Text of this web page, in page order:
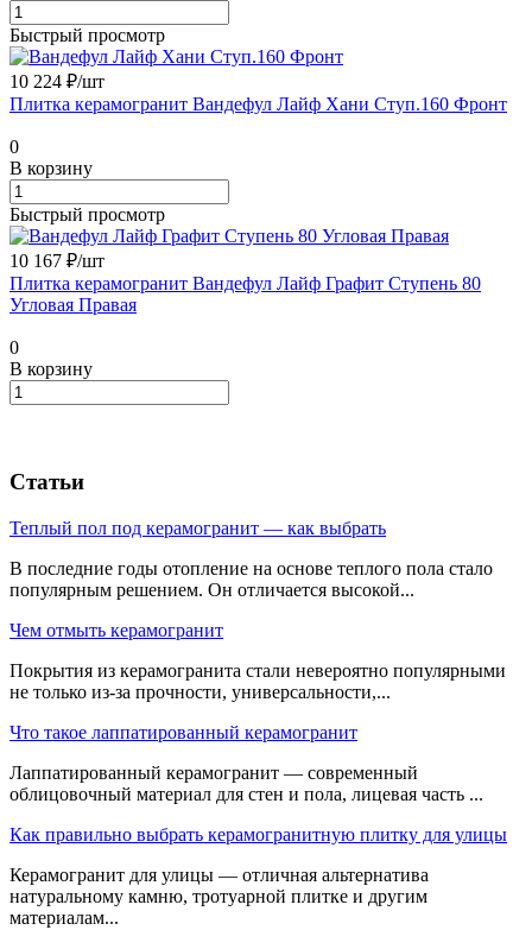
Быстрый просмотр
10 224 ₽/шт
Плитка керамогранит Вандефул Лайф Хани Ступ.160 Фронт
0
В корзину
Быстрый просмотр
10 167 ₽/шт
Плитка керамогранит Вандефул Лайф Графит Ступень 80
Угловая Правая
0
В корзину
Статьи
Теплый пол под керамогранит — как выбрать
В последние годы отопление на основе теплого пола стало
популярным решением. Он отличается высокой...
Чем отмыть керамогранит
Покрытия из керамогранита стали невероятно популярными
не только из-за прочности, универсальности,...
Что такое лаппатированный керамогранит
Лаппатированный керамогранит — современный
облицовочный материал для стен и пола, лицевая часть ...
Как правильно выбрать керамогранитную плитку для улицы
Керамогранит для улицы — отличная альтернатива
натуральному камню, тротуарной плитке и другим
материалам...